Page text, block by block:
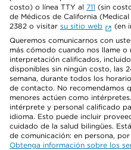
costo) o línea TTY al 711 (sin
de Médicos de California
2382 o visitar su sitio web
(en
Queremos comunicarnos con
más cómodo cuando nos llame o
interpretación calificados,
disponibles sin ningún costo, las
semana, durante todos los
de contacto. No recomendamos
menores actúen como
intérprete y personal calificado
idioma. Esto puede incluir
cuidado de la salud bilingües.
de comunicación: en persona,
Obtenga información sobre los